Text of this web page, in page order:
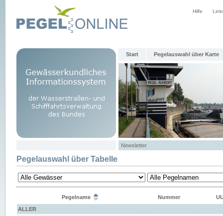
Hilfe
Start Pegelauswahl über Karte
Newsletter
Pegelauswahl über Tabelle
Pegelname Nummer
ALLER